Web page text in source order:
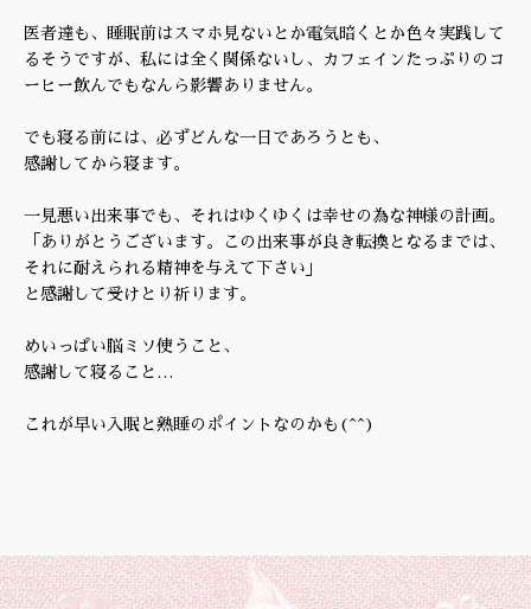
医者達も、睡眠前はスマホ見ないとか電気暗くとか色々実践して
るそうですが、私には全く関係ないし、カフェインたっぷりのコ
ーヒー飲んでもなんら影響ありません。
でも寝る前には、必ずどんな一日であろうとも、
感謝してから寝ます。
一見悪い出来事でも、それはゆくゆくは幸せの為な神様の計画。
「ありがとうございます。この出来事が良き転換となるまでは、
それに耐えられる精神を与えて下さい」
と感謝して受けとり祈ります。
めいっぱい脳ミソ使うこと、
感謝して寝ること…
これが早い入眠と熟睡のポイントなのかも(^^)